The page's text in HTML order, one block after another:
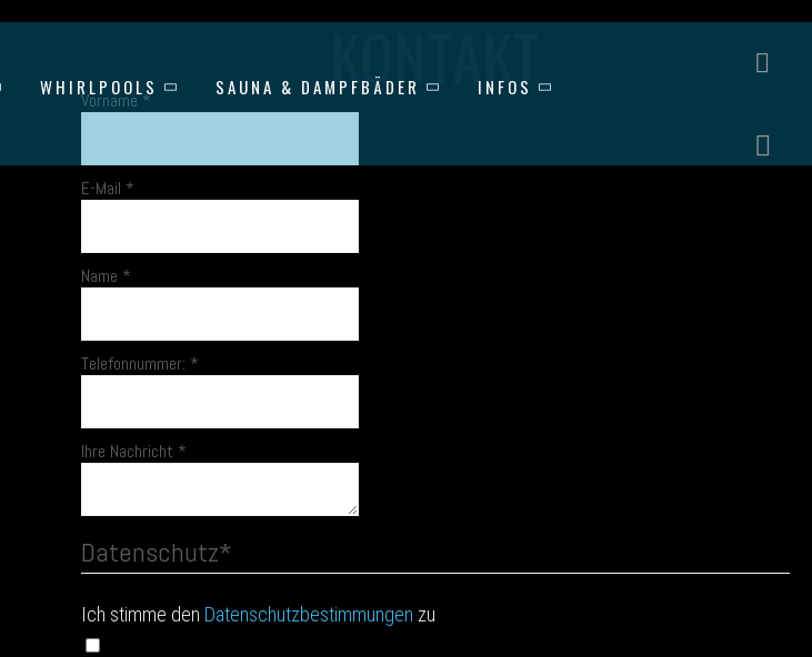
WHIRLPOOLS SAUNA & DAMPFBÄDER INFOS
KONTAKT
Vorname*
E-Mail *
Name *
Telefonnummer: *
Ihre Nachricht *
Datenschutz*
Ich stimme den Datenschutzbestimmungen zu